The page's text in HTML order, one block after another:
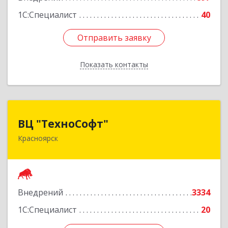
1С:Специалист
40
Отправить заявку
Показать контакты
Отправить заявку
Назад
ВЦ "ТехноСофт"
Красноярск
Внедрений
3334
1С:Специалист
20
660118, Красноярский край, Красноярск г,